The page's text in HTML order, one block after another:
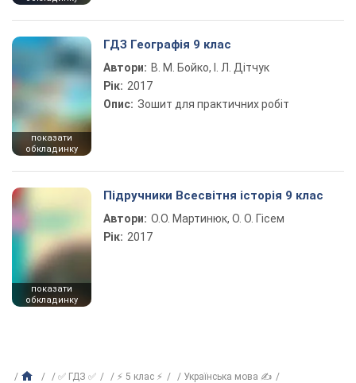
показати
обкладинку
ГДЗ Географія 9 клас
Автори: В. М. Бойко, І. Л. Дітчук
Рік: 2017
Опис: Зошит для практичних робіт
показати
обкладинку
Підручники Всесвітня історія 9 клас
Автори: О.О. Мартинюк, О. О. Гісем
Рік: 2017
✅ ГДЗ ✅ ⚡ 5 клас ⚡
Українська мова ✍